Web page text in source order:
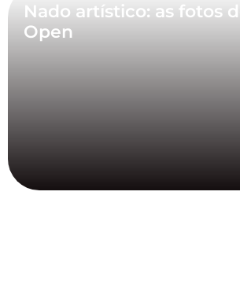
Nado artístico: as fotos
Open